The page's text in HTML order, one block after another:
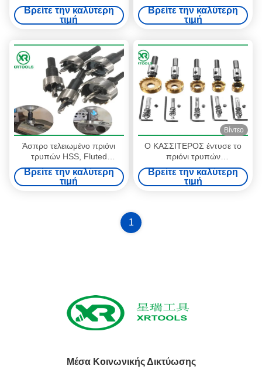
πιάτο ανοξείδωτου 25 χιλ.
τέμνοντος βάθους
Βρείτε την καλύτερη
τιμή
συν με το νήμα κομματιών
τρυπανιών πυρήνων M22
Βρείτε την καλύτερη
τιμή
Άσπρο τελειωμένο πριόνι
τρυπών HSS, Fluted
διάτρηση μετάλλων πριονιών
τρυπών μετάλλων δοντιών
Βρείτε την καλύτερη
τιμή
Βίντεο
Ο ΚΑΣΣΙΤΕΡΟΣ έντυσε το
πριόνι τρυπών
τετρ.μέτρου/4341 HSS,
πλήρως αλεσμένος κόπτης
πριονιών τρυπών κομματιών
Βρείτε την καλύτερη
τιμή
1
Μέσα Κοινωνικής Δικτύωσης